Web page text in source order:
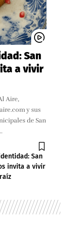
San
a vivir
Aire,
y sus
de San
San
invita a vivir